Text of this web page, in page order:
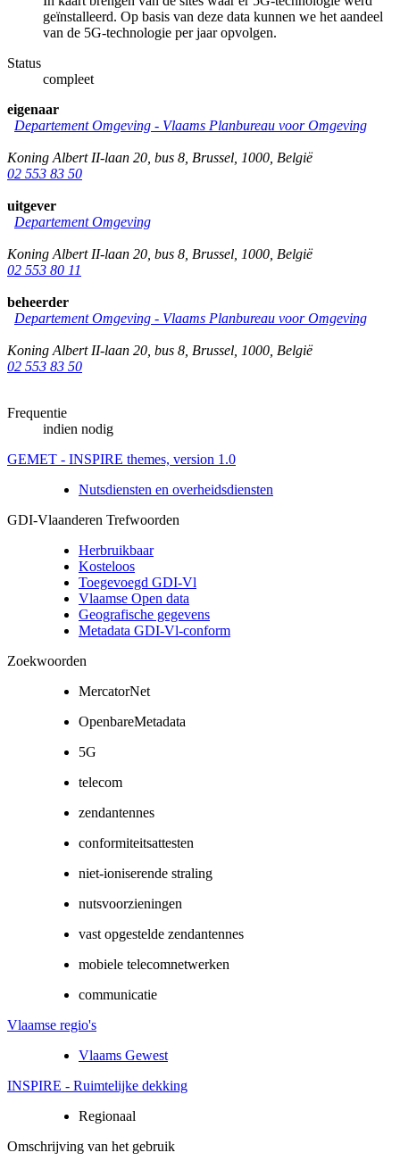
geïnstalleerd. Op basis van deze data kunnen we het aandeel
van de 5G-technologie per jaar opvolgen.
Status
compleet
eigenaar
Departement Omgeving - Vlaams Planbureau voor Omgeving
Koning Albert II-laan 20, bus 8 Brussel 1000 België
02 553 83 50
uitgever
Departement Omgeving
Koning Albert II-laan 20, bus 8 Brussel 1000 België
02 553 80 11
beheerder
Departement Omgeving - Vlaams Planbureau voor Omgeving
Koning Albert II-laan 20, bus 8 Brussel 1000 België
02 553 83 50
Frequentie
indien nodig
GEMET - INSPIRE themes, version 1.0
Nutsdiensten en overheidsdiensten
GDI-Vlaanderen Trefwoorden
Herbruikbaar
Kosteloos
Toegevoegd GDI-Vl
Vlaamse Open data
Geografische gegevens
Metadata GDI-Vl-conform
Zoekwoorden
MercatorNet
OpenbareMetadata
5G
telecom
zendantennes
conformiteitsattesten
niet-ioniserende straling
nutsvoorzieningen
vast opgestelde zendantennes
mobiele telecomnetwerken
communicatie
Vlaamse regio's
Vlaams Gewest
INSPIRE - Ruimtelijke dekking
Regionaal
Omschrijving van het gebruik